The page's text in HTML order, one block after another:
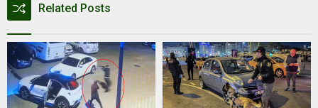
Related Posts